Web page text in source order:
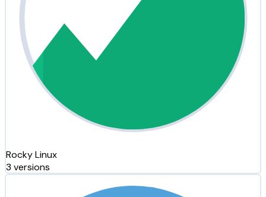
Rocky Linux
3 versions